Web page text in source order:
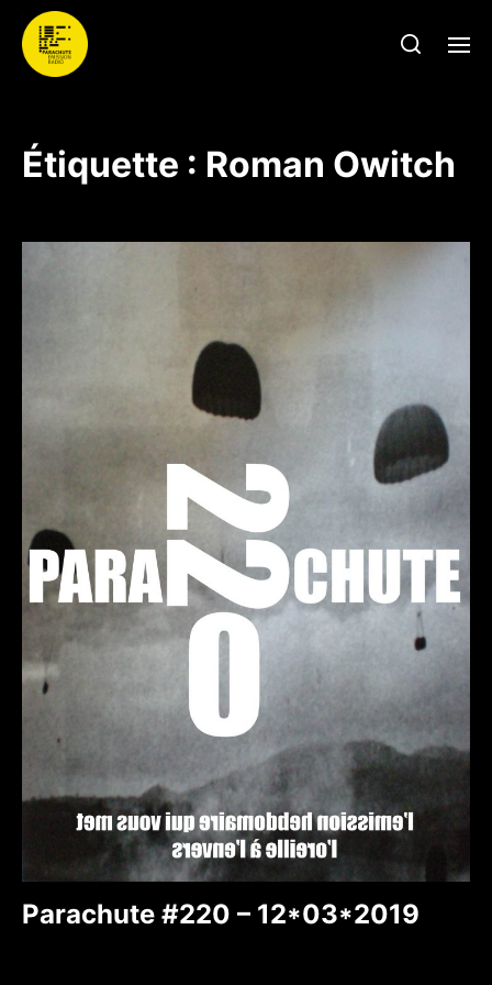
Étiquette : Roman Owitch
Parachute #220 – 12*03*2019